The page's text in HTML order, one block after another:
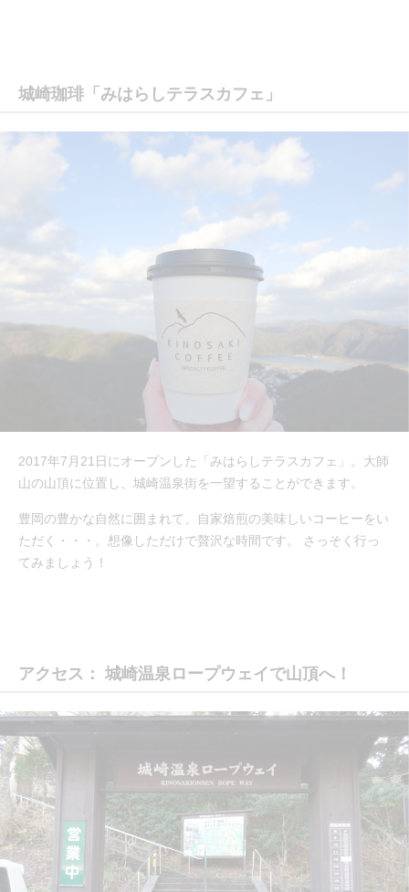
城崎珈琲「みはらしテラスカフェ」
2017年7月21日にオープンした「みはらしテラスカフェ」。大師
山の山頂に位置し、城崎温泉街を一望することができます。
豊岡の豊かな自然に囲まれて、自家焙煎の美味しいコーヒーをい
ただく・・・。想像しただけで贅沢な時間です。 さっそく行っ
てみましょう！
アクセス： 城崎温泉ロープウェイで山頂へ！